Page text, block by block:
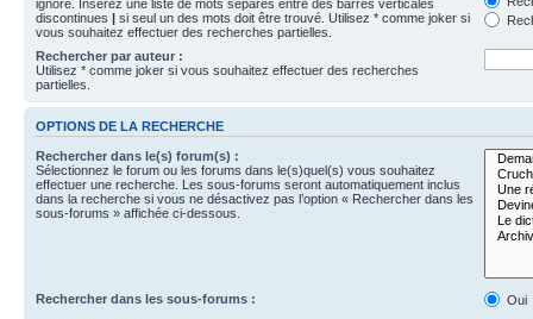
ignoré. Insérez une liste de mots séparés entre des barres verticales
discontinues | si seul un des mots doit être trouvé. Utilisez * comme joker si
vous souhaitez effectuer des recherches partielles.
Rechercher par auteur :
Utilisez * comme joker si vous souhaitez effectuer des recherches
partielles.
OPTIONS DE LA RECHERCHE
Rechercher dans le(s) forum(s) :
Sélectionnez le forum ou les forums dans le(s)quel(s) vous souhaitez
effectuer une recherche. Les sous-forums seront automatiquement inclus
dans la recherche si vous ne désactivez pas l’option « Rechercher dans les
sous-forums » affichée ci-dessous.
Rechercher dans les sous-forums :
Oui